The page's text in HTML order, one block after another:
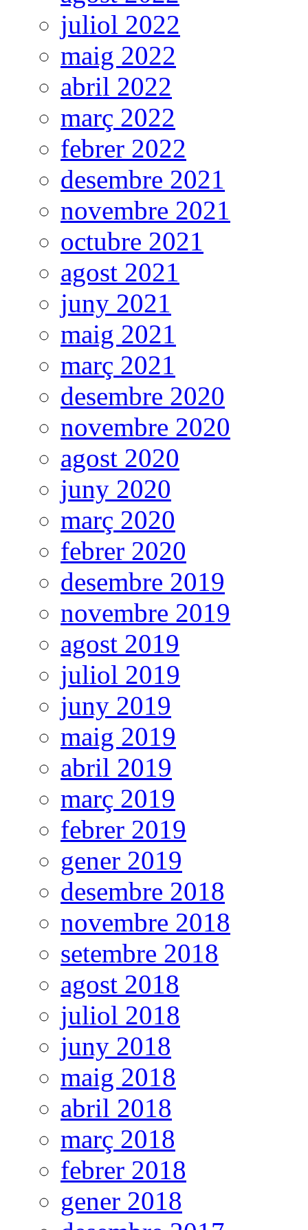
juliol 2022
maig 2022
abril 2022
març 2022
febrer 2022
desembre 2021
novembre 2021
octubre 2021
agost 2021
juny 2021
maig 2021
març 2021
desembre 2020
novembre 2020
agost 2020
juny 2020
març 2020
febrer 2020
desembre 2019
novembre 2019
agost 2019
juliol 2019
juny 2019
maig 2019
abril 2019
març 2019
febrer 2019
gener 2019
desembre 2018
novembre 2018
setembre 2018
agost 2018
juliol 2018
juny 2018
maig 2018
abril 2018
març 2018
febrer 2018
gener 2018